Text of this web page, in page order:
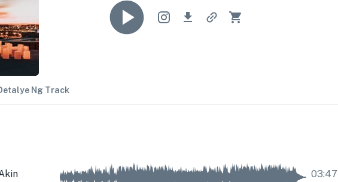
Ng Track
03:47